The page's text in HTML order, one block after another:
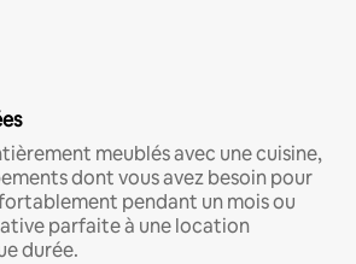
meublés avec une cuisine,
dont vous avez besoin pour
pendant un mois ou
parfaite à une location
durée.